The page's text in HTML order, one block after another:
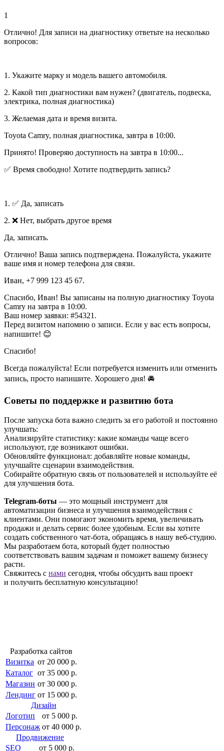
1
Отлично! Для записи на диагностику ответьте на несколько
вопросов:
1. Укажите марку и модель вашего автомобиля.
2. Какой тип диагностики вам нужен? (двигатель, подвеска,
электрика, полная диагностика)
3. Желаемая дата и время визита.
Toyota Camry, полная диагностика, завтра в 10:00.
Принято! Проверяю доступность на завтра в 10:00...
✅ Время свободно! Хотите подтвердить запись?
1. ✅ Да, записать
2. ❌ Нет, выбрать другое время
Да, записать.
Отлично! Ваша запись подтверждена. Пожалуйста, укажите
ваше имя и номер телефона для связи.
Иван, +7 999 123 45 67.
Спасибо, Иван! Вы записаны на полную диагностику Toyota
Camry на завтра в 10:00.
Ваш номер заявки: #54321.
Перед визитом напомню о записи. Если у вас есть вопросы,
напишите! 😊
Спасибо!
Всегда пожалуйста! Если потребуется изменить или отменить
запись, просто напишите. Хорошего дня! 🚘
Советы по поддержке и развитию бота
После запуска бота важно следить за его работой и постоянно
улучшать:
Анализируйте статистику: какие команды чаще всего
используют, где возникают ошибки.
Обновляйте функционал: добавляйте новые команды,
улучшайте сценарии взаимодействия.
Собирайте обратную связь от пользователей и используйте её
для улучшения бота.
Telegram-боты — это мощный инструмент для
автоматизации бизнеса и улучшения взаимодействия с
клиентами. Они помогают экономить время, увеличивать
продажи и делать сервис более удобным. Если вы хотите
создать собственного чат-бота, обращаясь в нашу веб-студию.
Мы разработаем бота, который будет полностью
соответствовать вашим задачам и поможет вашему бизнесу
расти.
Свяжитесь с нами сегодня, чтобы обсудить ваш проект
и получить бесплатную консультацию!
Разработка сайтов
Визитка от 20 000 р.
Каталог от 35 000 р.
Магазин от 30 000 р.
Лендинг от 15 000 р.
Дизайн
Логотип
от 5 000 р.
Персонаж от 40 000 р.
Продвижение
SEO
от 5 000 р.